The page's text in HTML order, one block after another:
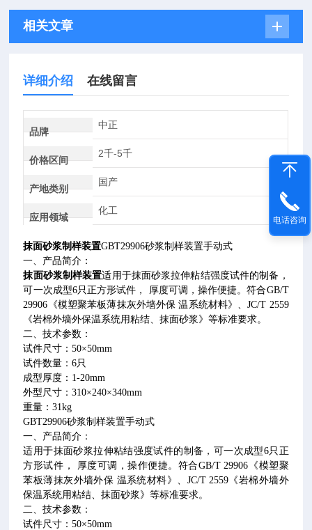
相关文章
详细介绍 在线留言
品牌
中正
价格区间
2千-5千
产地类别
国产
应用领域
化工
抹面砂浆制样装置GBT29906砂浆制样装置手动式
一、产品简介：
抹面砂浆制样装置适用于抹面砂浆拉伸粘结强度试件的制备，
可一次成型6只正方形试件， 厚度可调，操作便捷。符合GB/T
29906 《模塑聚苯板薄抹灰外墙外保 温系统材料》、JC/T 2559
《岩棉外墙外保温系统用粘结、抹面砂浆》等标准要求。
二、技术参数：
试件尺寸：50×50mm
试件数量：6只
成型厚度： 1-20mm
外型尺寸：310×240×340mm
重量：31kg
GBT29906砂浆制样装置手动式
一、产品简介：
适用于抹面砂浆拉伸粘结强度试件的制备，可一次成型6只正
方形试件， 厚度可调，操作便捷。符合GB/T 29906 《模塑聚
苯板薄抹灰外墙外保 温系统材料》、 JC/T 2559 《岩棉外墙外
保温系统用粘结、抹面砂浆》等标准要求。
二、技术参数：
试件尺寸：50×50mm
电话咨询